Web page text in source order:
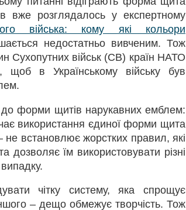
вже розглядалось у експертному
війська: кому які кольори
недостатньо вивченим. Тож
Сухопутних військ (СВ) країн НАТО
щоб в Українському війську був
форми щитів нарукавних емблем:
використання єдиної форми щита
не встановлює жорстких правил, які
дозволяє їм використовувати різні
чітку систему, яка спрощує
– дещо обмежує творчість. Тож